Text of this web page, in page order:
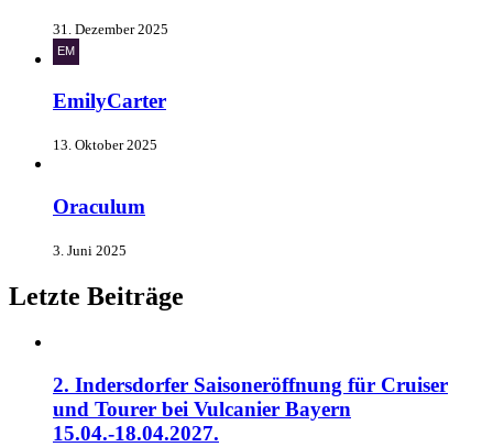
31. Dezember 2025
EmilyCarter
13. Oktober 2025
Oraculum
3. Juni 2025
Letzte Beiträge
2. Indersdorfer Saisoneröffnung für Cruiser
und Tourer bei Vulcanier Bayern
15.04.-18.04.2027.